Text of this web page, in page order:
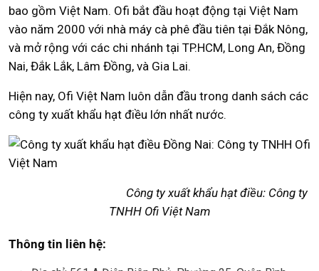
bao gồm Việt Nam. Ofi bắt đầu hoạt động tại Việt Nam
vào năm 2000 với nhà máy cà phê đầu tiên tại Đắk Nông,
và mở rộng với các chi nhánh tại TP.HCM, Long An, Đồng
Nai, Đắk Lắk, Lâm Đồng, và Gia Lai.
Hiện nay, Ofi Việt Nam luôn dẫn đầu trong danh sách các
công ty xuất khẩu hạt điều lớn nhất nước.
Công ty xuất khẩu hạt điều: Công ty
TNHH Ofi Việt Nam
Thông tin liên hệ: